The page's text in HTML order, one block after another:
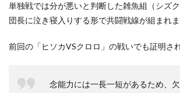
単独戦では分が悪いと判断した雑魚組（シズ
団長に泣き寝入りする形で共闘戦線が組まれま
前回の「ヒソカVSクロロ」の戦いでも証明さ
念能力には一長一短があるため、